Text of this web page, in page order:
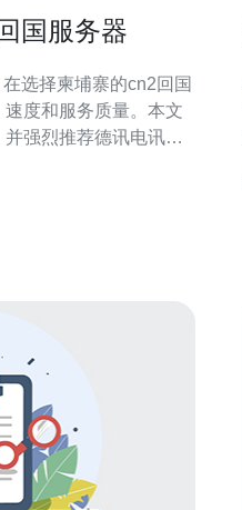
国服务器
选择柬埔寨的cn2回国
度和服务质量。本文
强烈推荐德讯电讯作